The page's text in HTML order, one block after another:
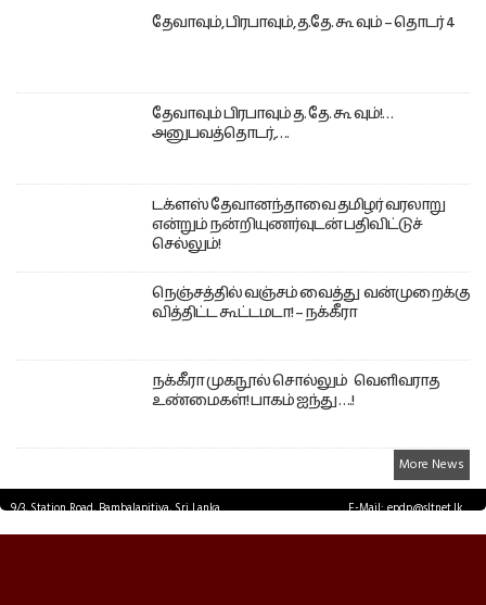
தேவாவும், பிரபாவும், த.தே. கூ வும் – தொடர் 4
தேவாவும் பிரபாவும் த. தே. கூ வும்!…
அனுபவத்தொடர்,….
டக்ளஸ் தேவானந்தாவை தமிழர் வரலாறு
என்றும் நன்றியுணர்வுடன் பதிவிட்டுச்
செல்லும்!
நெஞ்சத்தில் வஞ்சம் வைத்து வன்முறைக்கு
வித்திட்ட கூட்டமடா! – நக்கீரா
நக்கீரா முகநூல் சொல்லும் வெளிவராத
உண்மைகள்! பாகம் ஐந்து ….!
More News
9/3, Station Road, Bambalapitiya, Sri Lanka.
E-Mail: epdp@sltnet.lk